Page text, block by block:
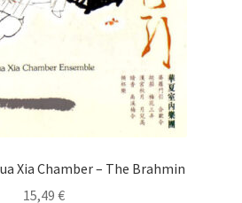
Xia Chamber – The Brahmin
15,49 €